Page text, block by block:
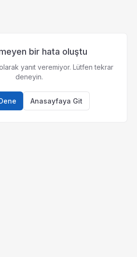
bir hata oluştu
yanıt veremiyor. Lütfen tekrar
deneyin.
Anasayfaya Git